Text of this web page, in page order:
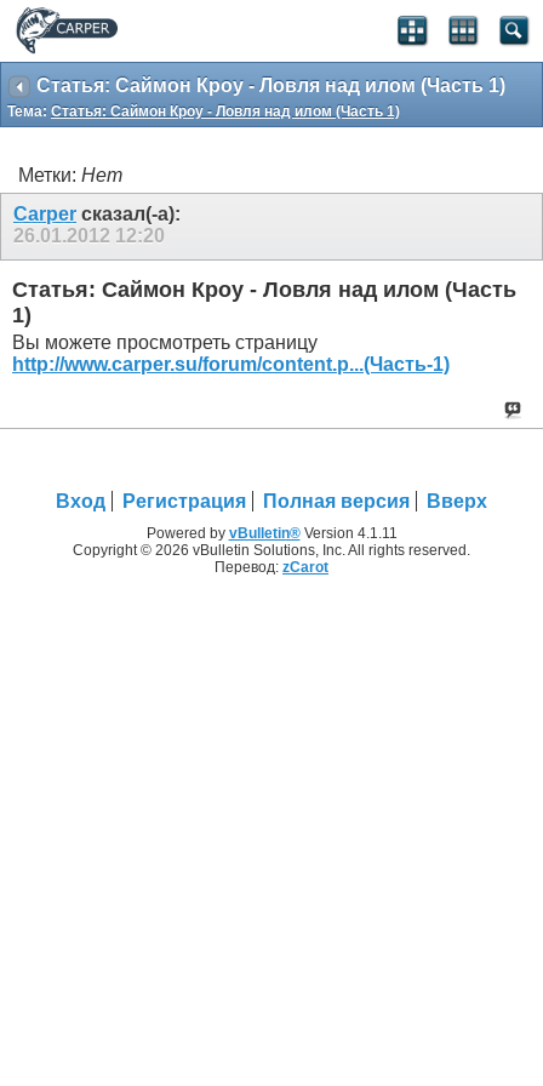
Статья: Саймон Кроу - Ловля над илом (Часть 1)
Тема: Статья: Саймон Кроу - Ловля над илом (Часть 1)
Метки: Нет
Carper сказал(-а):
26.01.2012 12:20
Статья: Саймон Кроу - Ловля над илом (Часть
1)
Вы можете просмотреть страницу
http://www.carper.su/forum/content.p...(Часть-1)
Вход Регистрация Полная версия Вверх
Powered by vBulletin®Version 4.1.11
Copyright © 2026 vBulletin Solutions, Inc. All rights reserved.
Перевод: zCarot